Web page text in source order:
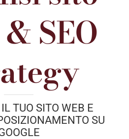
SEO
TUO SITO WEB E
SU